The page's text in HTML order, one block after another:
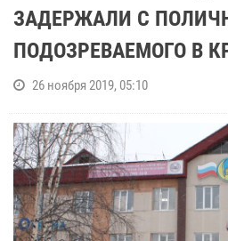
ЗАДЕРЖАЛИ С
ПОДОЗРЕВАЕМОГО В
26 ноября 2019, 05:10